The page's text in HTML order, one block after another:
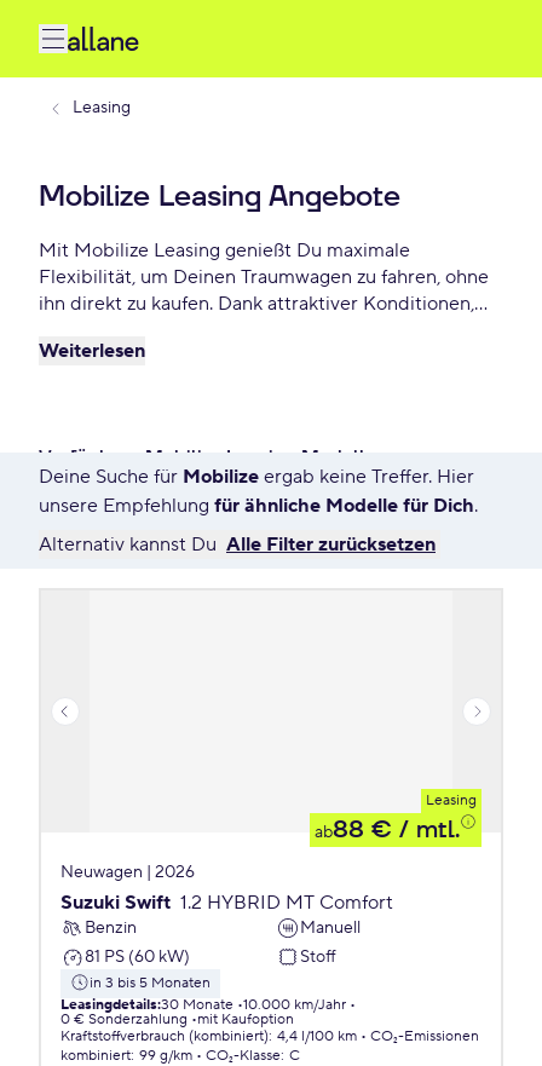
Leasing
Mobilize Leasing Angebote
Mit Mobilize Leasing genießt Du maximale
Flexibilität, um Deinen Traumwagen zu fahren, ohne
ihn direkt zu kaufen. Dank attraktiver Konditionen,
Raten bietet Mobilize Leasing eine praktische und
Modelle bereits ab - € monatlich für Privat und
Gewerbekunden.
Weiterlesen
Verfügbare Mobilize Leasing Modelle
7612 Angebote für Deine Suche
Deine Suche für Mobilize ergab keine Treffer. Hier
unsere Empfehlung für ähnliche Modelle für Dich.
Alternativ kannst Du Alle Filter zurücksetzen
Leasing
ab88 € / mtl.
Neuwagen | 2026
Suzuki Swift 1.2 HYBRID MT Comfort
Benzin
Manuell
81 PS (60 kW)
Stoff
in 3 bis 5 Monaten
Leasingdetails:30 Monate 10.000 km/Jahr
0 € Sonderzahlung
mit Kaufoption
Kraftstoffverbrauch (kombiniert): 4,4 l/100 km
CO₂-Emissionen
kombiniert: 99 g/km CO₂-Klasse: C